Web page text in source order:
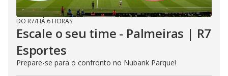
DO R7/HÁ 6 HORAS
Escale o seu time - Palmeiras | R7
Esportes
Prepare-se para o confronto no Nubank Parque!